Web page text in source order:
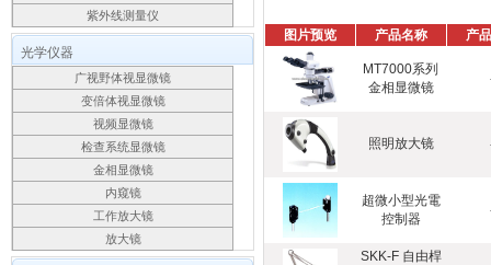
紫外线测量仪
光学仪器
广视野体视显微镜
变倍体视显微镜
视频显微镜
检查系统显微镜
金相显微镜
内窥镜
工作放大镜
放大镜
图片预览 产品名称 产
MT7000系列
金相显微镜
照明放大镜
超微小型光電
控制器
SKK-F 自由桿